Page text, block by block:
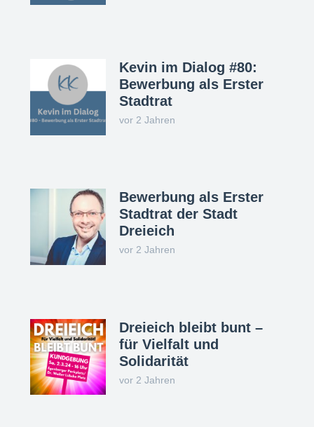
Kevin im Dialog #80:
Bewerbung als Erster
Stadtrat
vor 2 Jahren
Bewerbung als Erster
Stadtrat der Stadt
Dreieich
vor 2 Jahren
Dreieich bleibt bunt –
für Vielfalt und
Solidarität
vor 2 Jahren